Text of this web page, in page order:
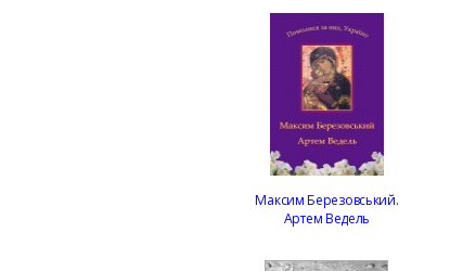
Максим Березовський.
Артем Ведель